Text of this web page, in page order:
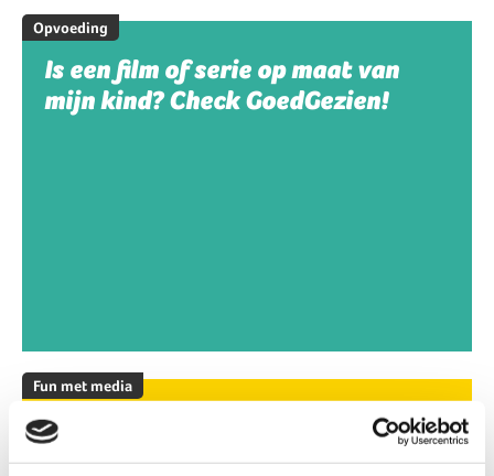
Opvoeding
Is een film of serie op maat van
mijn kind? Check GoedGezien!
Fun met media
Leuke apps voor tieners om de
zomer door te komen